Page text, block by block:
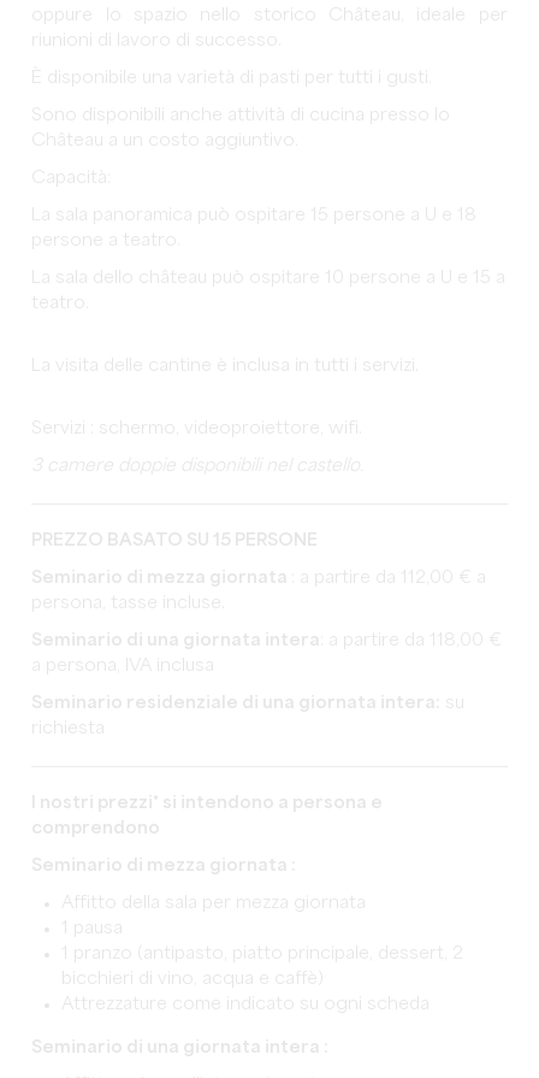
oppure lo spazio nello storico Château, ideale per
riunioni di lavoro di successo.
È disponibile una varietà di pasti per tutti i gusti.
Sono disponibili anche attività di cucina presso lo
Château a un costo aggiuntivo.
Capacità:
La sala panoramica può ospitare 15 persone a U e 18
persone a teatro.
La sala dello château può ospitare 10 persone a U e 15 a
teatro.
La visita delle cantine è inclusa in tutti i servizi.
Servizi : schermo, videoproiettore, wifi.
3 camere doppie disponibili nel castello.
PREZZO BASATO SU 15 PERSONE
Seminario di mezza giornata
: a partire da 112,00 € a
persona, tasse incluse.
Seminario di una giornata intera
: a partire da 118,00 €
a persona, IVA inclusa
Seminario residenziale di una giornata intera:
su
richiesta
I nostri prezzi* si intendono a persona e
comprendono
Seminario di mezza giornata :
Affitto della sala per mezza giornata
1 pausa
1 pranzo (antipasto, piatto principale, dessert, 2
bicchieri di vino, acqua e caffè)
Attrezzature come indicato su ogni scheda
Seminario di una giornata intera :